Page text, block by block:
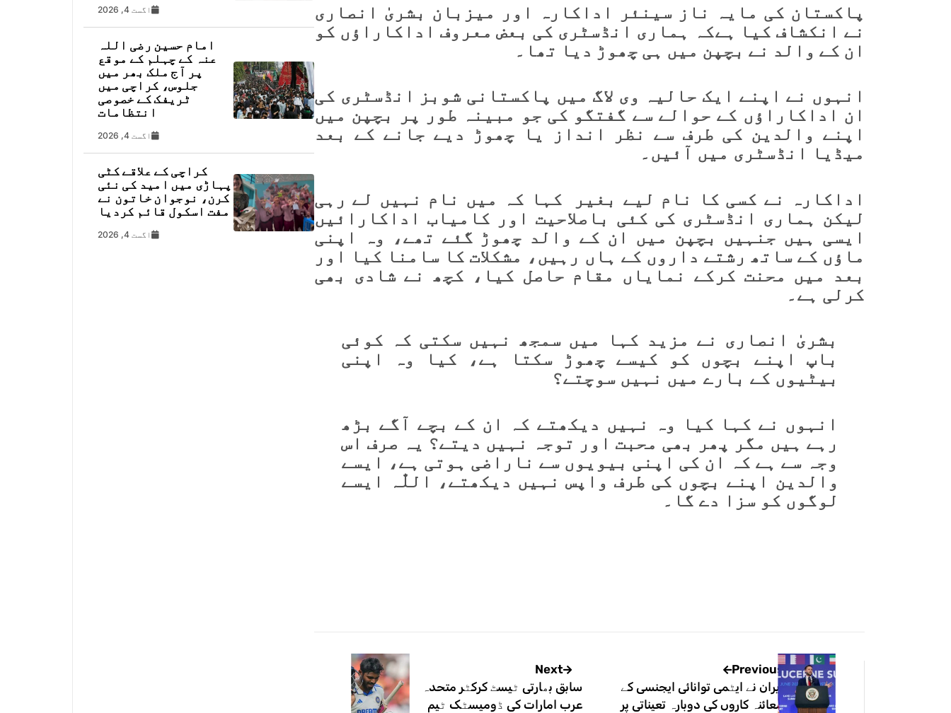
پاکستان کی مایہ ناز سینئر اداکارہ اور میزبان بشریٰ انصاری
نے انکشاف کیا ہےکہ
ہماری انڈسٹری کی بعض معروف اداکاراؤں کو
ان کے والد نے بچپن میں ہی چھوڑ دیا تھا۔
انہوں نے اپنے ایک حالیہ وی لاگ میں پاکستانی شوبز انڈسٹری کی
ان اداکاراؤں کے حوالے سے گفتگو کی جو مبینہ طور پر بچپن میں
اپنے والدین کی طرف سے نظر انداز یا چھوڑ دیے جانے کے بعد
میڈیا انڈسٹری میں آئیں۔
اداکارہ نے کسی کا نام لیے بغیر کہا کہ میں نام نہیں لے رہی
لیکن ہماری انڈسٹری کی کئی باصلاحیت اور کامیاب اداکارائیں
ایسی ہیں جنہیں بچپن میں ان کے والد چھوڑ گئے تھے، وہ اپنی
ماؤں کے ساتھ رشتے داروں کے ہاں رہیں، مشکلات کا سامنا کیا اور
بعد میں محنت کرکے نمایاں مقام حاصل کیا، کچھ نے شادی بھی
کرلی ہے۔
بشریٰ انصاری نے مزید کہا میں سمجھ نہیں سکتی کہ کوئی
باپ اپنے بچوں کو کیسے چھوڑ سکتا ہے، کیا وہ اپنی
بیٹیوں کے بارے میں نہیں سوچتے؟
انہوں نے کہا کیا وہ نہیں دیکھتے کہ ان کے بچے آگے بڑھ
رہے ہیں مگر پھر بھی محبت اور توجہ نہیں دیتے؟ یہ صرف اس
وجہ سے ہے کہ ان کی اپنی بیویوں سے ناراضی ہوتی ہے، ایسے
والدین اپنے بچوں کی طرف واپس نہیں دیکھتے، اللّٰہ ایسے
لوگوں کو سزا دے گا۔
Previous
ایران نے ایٹمی توانائی ایجنسی کے
معائنہ کاروں کی دوبارہ تعیناتی پر
Next
سابق بھارتی ٹیسٹ کرکٹر متحدہ
عرب امارات کی ڈومیسٹک ٹیم
اگست 4, 2026
امام حسین رضی اللہ
عنہ کے چہلم کے موقع
پر آج ملک بھر میں
جلوس، کراچی میں
ٹریفک کے خصوصی
انتظامات
اگست 4, 2026
کراچی کے علاقے کٹی
پہاڑی میں امید کی نئی
کرن، نوجوان خاتون نے
مفت اسکول قائم کردیا
اگست 4, 2026